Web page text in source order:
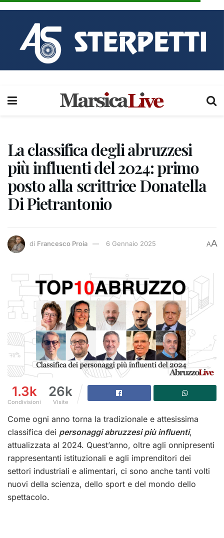
La classifica degli abruzzesi
più influenti del 2024: primo
posto alla scrittrice Donatella
Di Pietrantonio
di Francesco Proia 6 Gennaio 2025 AA
1.3k
Condivisioni
26k
Visite
Come ogni anno torna la tradizionale e attesissima
classifica dei personaggi abruzzesi più influenti,
attualizzata al 2024. Quest’anno, oltre agli onnipresenti
rappresentanti istituzionali e agli imprenditori dei
settori industriali e alimentari, ci sono anche tanti volti
nuovi della scienza, dello sport e del mondo dello
spettacolo.